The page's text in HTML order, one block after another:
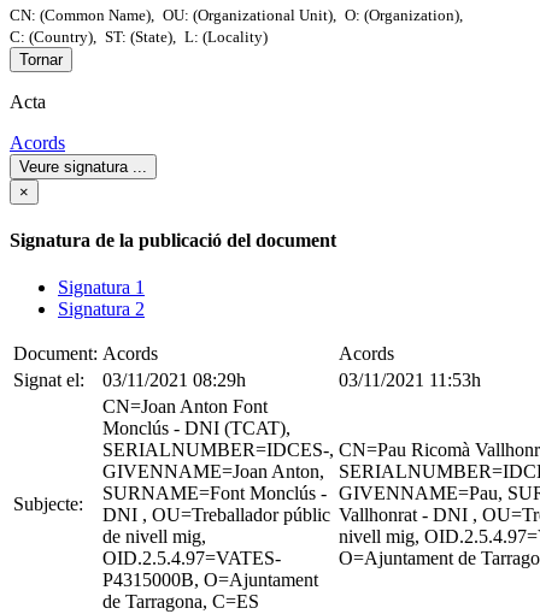
CN: (Common Name), OU: (Organizational Unit),
O: (Organization),
C: (Country),
ST: (State),
L: (Locality)
Tornar
Acta
Acords
Veure signatura
×
Signatura de la publicació del document
Signatura 1
Signatura 2
Document: Acords
Acords
Signat el:
03/11/2021 08:29h 03/11/2021 11:53h
Subjecte:
CN=Joan Anton Font
Monclús - DNI (TCAT),
SERIALNUMBER=IDCES-,
GIVENNAME=Joan Anton,
SURNAME=Font Monclús -
DNI , OU=Treballador públic
de nivell mig,
OID.2.5.4.97=VATES-
P4315000B, O=Ajuntament
de Tarragona, C=ES
CN=Pau Ricomà
GIVENNAME=Pau,
Vallhonrat - DNI ,
nivell mig,
O=Ajuntament de